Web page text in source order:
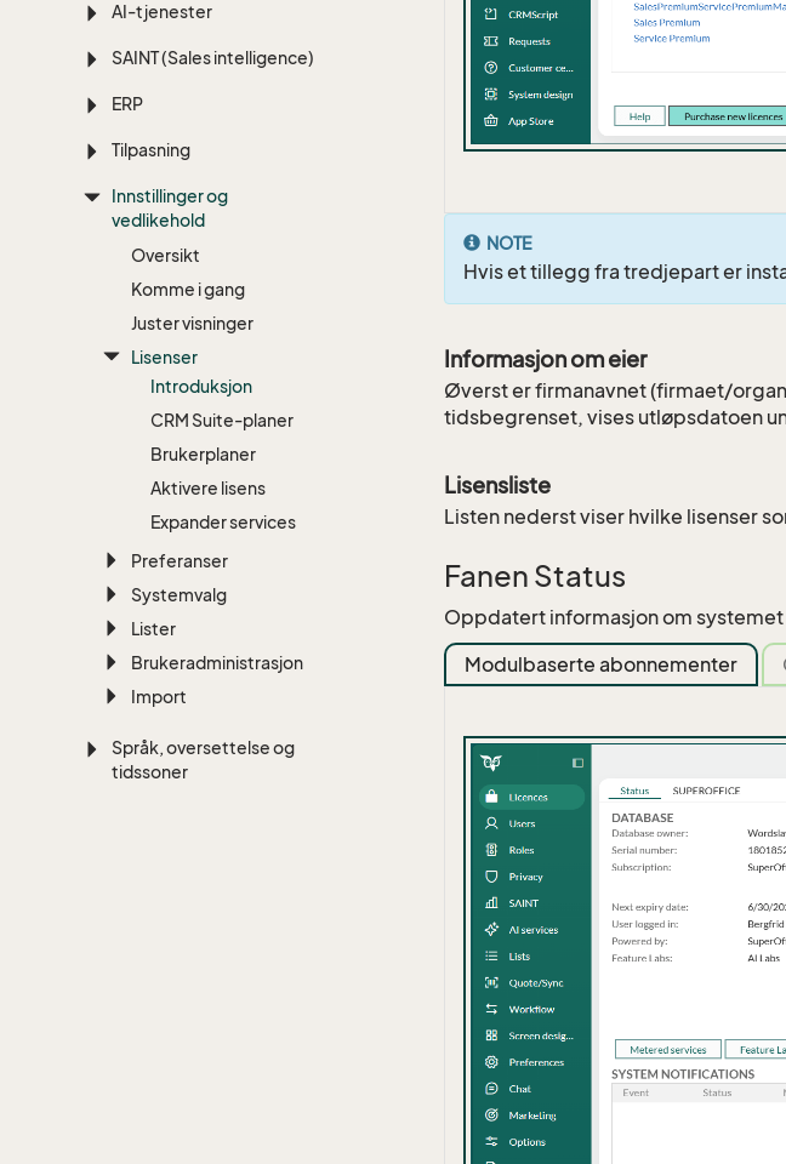
AI-tjenester
SAINT (Sales intelligence)
ERP
Tilpasning
Innstillinger og
vedlikehold
Oversikt
Komme i gang
Juster visninger
Lisenser
Introduksjon
CRM Suite-planer
Brukerplaner
Aktivere lisens
Expander services
Preferanser
Systemvalg
Lister
Brukeradministrasjon
Import
Språk, oversettelse og
tidssoner
NOTE
Hvis et tillegg fra tredjepart er
Informasjon om eier
Øverst er firmanavnet (firmaet/
tidsbegrenset, vises utløpsdatoen
Lisensliste
Listen nederst viser hvilke lisenser
Fanen Status
Oppdatert informasjon om systemet
Modulbaserte abonnementer